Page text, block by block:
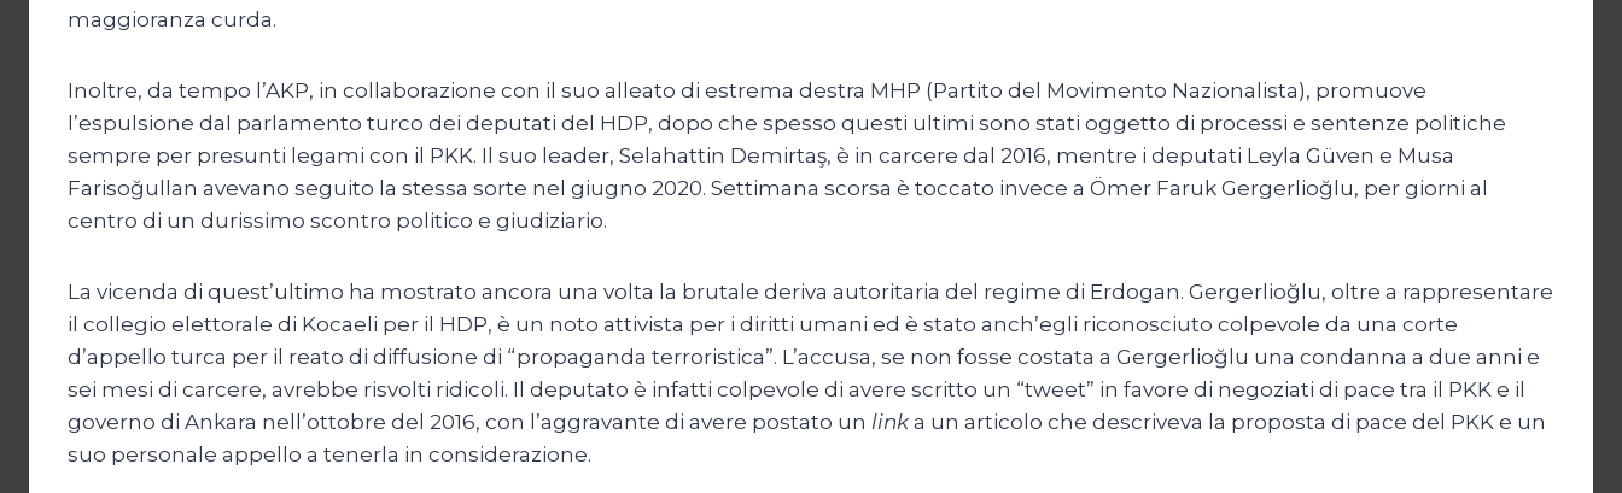
maggioranza curda.
Inoltre, da tempo l’AKP, in collaborazione con il suo alleato di estrema destra MHP (Partito del Movimento Nazionalista), promuove
l’espulsione dal parlamento turco dei deputati del HDP, dopo che spesso questi ultimi sono stati oggetto di processi e sentenze politiche
sempre per presunti legami con il PKK. Il suo leader, Selahattin Demirtaş, è in carcere dal 2016, mentre i deputati Leyla Güven e Musa
Farisoğullan avevano seguito la stessa sorte nel giugno 2020. Settimana scorsa è toccato invece a Ömer Faruk Gergerlioğlu, per giorni al
centro di un durissimo scontro politico e giudiziario.
La vicenda di quest’ultimo ha mostrato ancora una volta la brutale deriva autoritaria del regime di Erdogan. Gergerlioğlu, oltre a rappresentare
il collegio elettorale di Kocaeli per il HDP, è un noto attivista per i diritti umani ed è stato anch’egli riconosciuto colpevole da una corte
d’appello turca per il reato di diffusione di “propaganda terroristica”. L’accusa, se non fosse costata a Gergerlioğlu una condanna a due anni e
sei mesi di carcere, avrebbe risvolti ridicoli. Il deputato è infatti colpevole di avere scritto un “tweet” in favore di negoziati di pace tra il PKK e il
governo di Ankara nell’ottobre del 2016, con l’aggravante di avere postato un linka un articolo che descriveva la proposta di pace del PKK e un
suo personale appello a tenerla in considerazione.